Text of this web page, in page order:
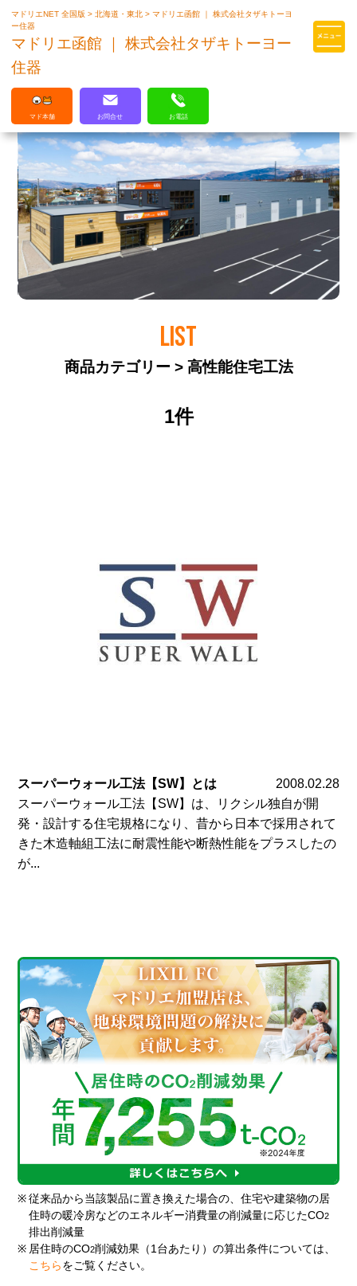
マドリエはLIXILの厳しい基準を
マドリエNET 全国版>北海道・東北>マドリエ函館 ｜ 株式会社タザキトーヨ
ー住器
マドリエ函館 ｜ 株式会社タザキトーヨー
住器
マド本舗 お問合せ お電話
LIST
商品カテゴリー > 高性能住宅工法
1件
スーパーウォール工法【SW】とは
2008.02.28
スーパーウォール工法【SW】は、リクシル独自が開
発・設計する住宅規格になり、昔から日本で採用されて
きた木造軸組工法に耐震性能や断熱性能をプラスしたの
が...
※ 従来品から当該製品に置き換えた場合の、住宅や建築物の居
住時の暖冷房などのエネルギー消費量の削減量に応じたCO2
排出削減量
※ 居住時のCO2削減効果（1台あたり）の算出条件については、
こちら をご覧ください。